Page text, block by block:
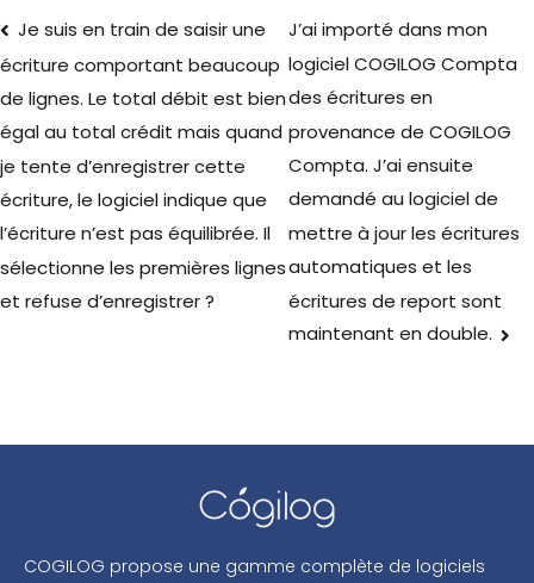
Je suis en train de saisir une
écriture comportant beaucoup
de lignes. Le total débit est bien
égal au total crédit mais quand
je tente d’enregistrer cette
écriture, le logiciel indique que
l’écriture n’est pas équilibrée. Il
sélectionne les premières lignes
et refuse d’enregistrer ?
J’ai importé dans mon
logiciel COGILOG Compta
des écritures en
provenance de COGILOG
Compta. J’ai ensuite
demandé au logiciel de
mettre à jour les écritures
automatiques et les
écritures de report sont
maintenant en double.
COGILOG propose une gamme complète de logiciels